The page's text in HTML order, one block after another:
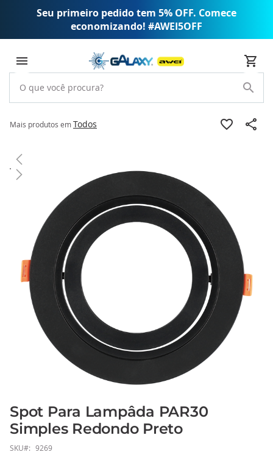
Seu primeiro pedido tem 5% OFF. Comece
economizando! #AWEI5OFF
Mais produtos emTodos
Pular
para
imagens
Saltar
para
o
início
Spot Para Lampâda PAR30
Simples Redondo Preto
SKU 9269